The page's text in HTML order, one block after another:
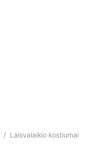
/ Laisvalaikio kostiumai